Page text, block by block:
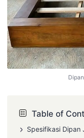
Table of
Spesifikasi Dipan